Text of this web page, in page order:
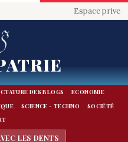
Espace prive
DES BLOGS
ECONOMIE
SCIENCE - TECHNO
SOCIÉTÉ